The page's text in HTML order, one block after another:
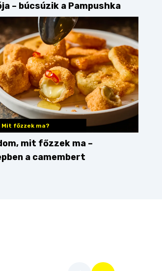
– búcsúzik a Pampushka
Mit főzzek ma?
mit főzzek ma –
a camembert